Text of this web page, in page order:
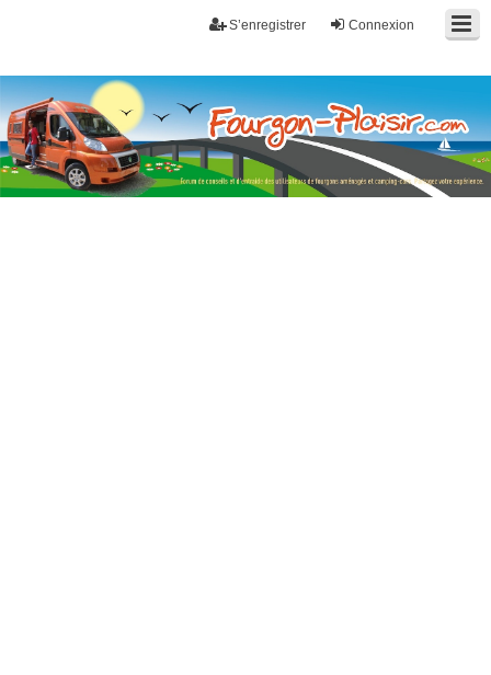
Connexion
S’enregistrer
Fourgon-plaisir.com
Forum de conseils et d'entraide des utilisateurs de fourgons, fourgons
aménagés, vans et de camping-car. Partagez votre expérience.